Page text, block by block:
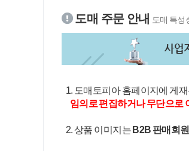
도매 주문 안내 도매 특성
1. 도매토피아 홈페이지에 게재
임의로 편집하거나 무단으로
2. 상품 이미지는 B2B 판매회